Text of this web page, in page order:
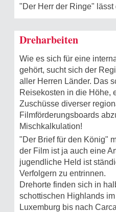
"Der Herr der Ringe" lässt
Dreharbeiten
Wie es sich für eine
gehört, sucht sich der
aller Herren Länder. Das
Reisekosten in die Höhe,
Zuschüsse diverser
Filmförderungsboards
Mischkalkulation!
"Der Brief für den König"
der Film ist ja auch eine
jugendliche Held ist
Verfolgern zu entrinnen.
Drehorte finden sich in
schottischen Highlands
Luxemburg bis nach